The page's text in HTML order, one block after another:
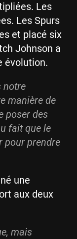
Les
Les Spurs
et placé six
Johnson a
évolution.
notre
manière de
poser des
fait que le
pour prendre
une
aux deux
mais